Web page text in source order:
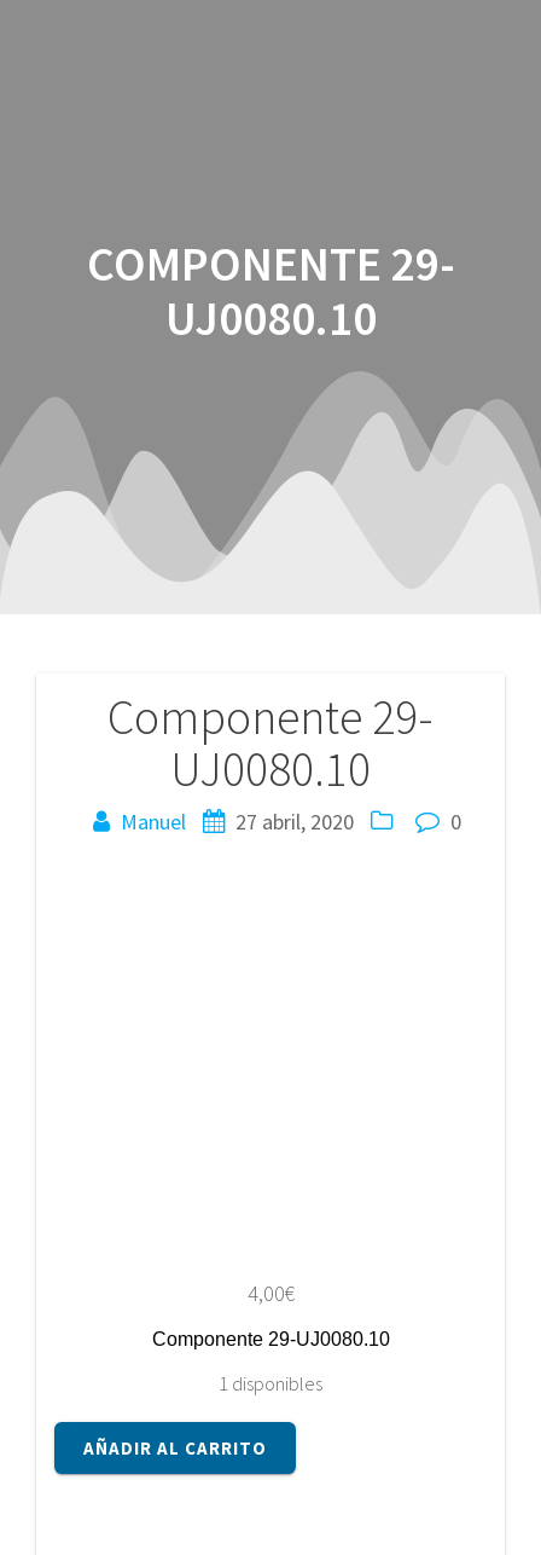
COMPONENTE 29-
UJ0080.10
Componente 29-
UJ0080.10
Manuel 27 abril, 2020 0
4,00€
Componente 29-UJ0080.10
1 disponibles
Componente
29-
AÑADIR AL CARRITO
Navegación
entradas